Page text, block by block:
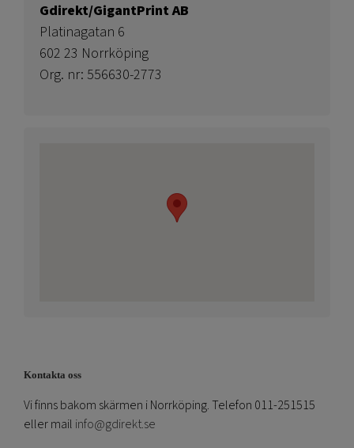
Gdirekt/GigantPrint AB
Platinagatan 6
602 23 Norrköping
Org. nr: 556630-2773
Kontakta oss
Vi finns bakom skärmen i Norrköping. Telefon 011-251515
eller mail info@gdirekt.se